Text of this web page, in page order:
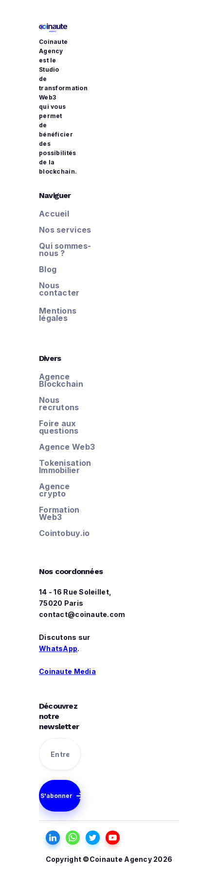
Coinaute
Agency
est le
Studio
de
transformation
Web3
qui vous
permet
de
bénéficier
des
possibilités
de la
blockchain.
Naviguer
Accueil
Nos services
Qui sommes-
nous ?
Blog
Nous
contacter
Mentions
légales
Divers
Agence
Blockchain
Nous
recrutons
Foire aux
questions
Agence Web3
Tokenisation
Immobilier
Agence
crypto
Formation
Web3
Cointobuy.io
Nos coordonnées
14 - 16 Rue Soleillet,
75020 Paris
contact@coinaute.com
Discutons sur
WhatsApp.
Coinaute Media
Découvrez
notre
newsletter

Copyright ©Coinaute Agency 2026